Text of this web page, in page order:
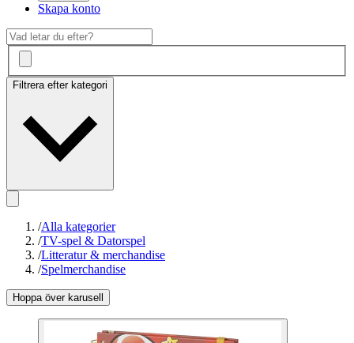
Skapa konto
Filtrera efter kategori
/Alla kategorier
/TV-spel & Datorspel
/Litteratur & merchandise
/Spelmerchandise
Hoppa över karusell